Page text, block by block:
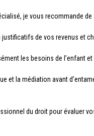
je vous recommande de :
de vos revenus et
les besoins de l’enfant et
et la médiation avant
du droit pour évaluer